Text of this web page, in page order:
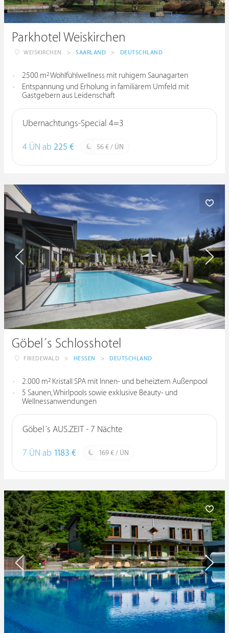
Parkhotel Weiskirchen
WEISKIRCHEN > SAARLAND > DEUTSCHLAND
2500 m² Wohlfühlwellness mit ruhigem Saunagarten
Entspannung und Erholung in familiärem Umfeld mit
Gastgebern aus Leidenschaft
Übernachtungs-Special 4=3
4 ÜN ab 225 € 56 € / ÜN
Göbel´s Schlosshotel
FRIEDEWALD > HESSEN > DEUTSCHLAND
2.000 m² Kristall SPA mit Innen- und beheiztem Außenpool
5 Saunen, Whirlpools sowie exklusive Beauty- und
Wellnessanwendungen
Göbel´s AUS.ZEIT - 7 Nächte
7 ÜN ab 1183 € 169 € / ÜN